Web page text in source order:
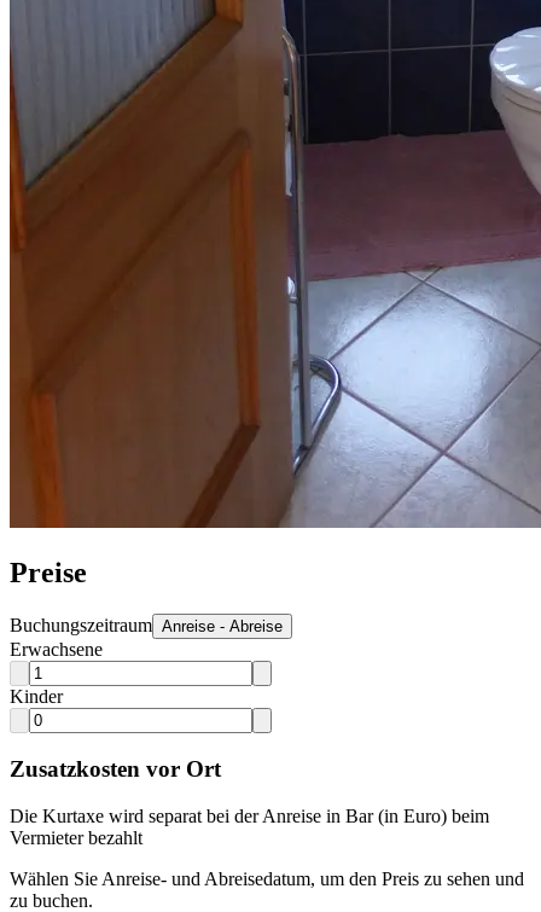
Preise
Buchungszeitraum Anreise - Abreise
Erwachsene
Kinder
Zusatzkosten vor Ort
Die Kurtaxe wird separat bei der Anreise in Bar (in Euro) beim
Vermieter bezahlt
Wählen Sie Anreise- und Abreisedatum, um den Preis zu sehen und
zu buchen.